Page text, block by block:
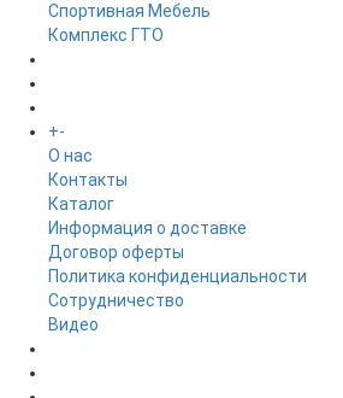
Спортивная Мебель
Комплекс ГТО
+-
O нас
Контакты
Каталог
Информация о доставке
Договор оферты
Политика конфиденциальности
Сотрудничество
Видео